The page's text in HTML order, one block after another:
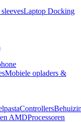
Laptop Docking
Mobiele opladers &
Controllers
AMDProcessoren